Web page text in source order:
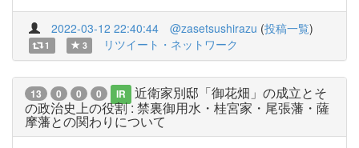
2022-03-12 22:40:44 @zasetsushirazu (投稿一覧)
1 3 リツイート・ネットワーク
13 0 0 0 IR
近衛家別邸「御花畑」の成立とそ
の政治史上の役割 : 禁裏御用水・桂宮家・尾張藩・薩
摩藩との関わりについて